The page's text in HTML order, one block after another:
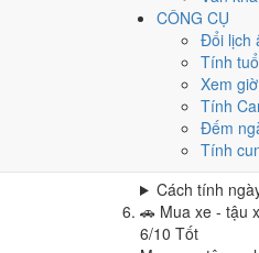
CÔNG CỤ
Đổi lịch
Tính
Xem
Tính
Đếm
Tính
🏗️ Động thổ -
Tốt
Động thổ - khởi
Cách tính
Nhập trạch -
Rất tốt
Nhập trạch -
Cách tính
🚗 Mua xe - tậu
6/10 Tốt